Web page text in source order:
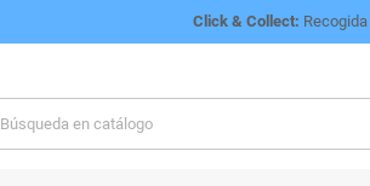
Click & Collect: